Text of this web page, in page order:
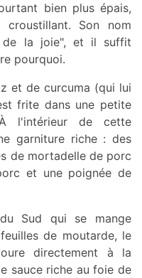
bien plus épais,
Son nom
de la joie", et il suffit
pourquoi.
et de curcuma (qui lui
frite dans une petite
l'intérieur de cette
garniture riche : des
de mortadelle de porc
et une poignée de
Sud qui se mange
de moutarde, le
directement à la
sauce riche au foie de